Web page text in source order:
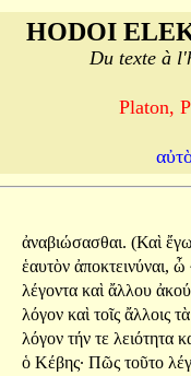
HODOI
Du texte à
Platon,
ἀναβιώσασθαι. (Καὶ
ἑαυτὸν ἀποκτεινύναι, ὦ
λέγοντα καὶ ἄλλου
λόγον καὶ τοῖς ἄλλοις τὰ
λόγον τήν τε λειότητα
ὁ Κέβης· Πῶς τοῦτο